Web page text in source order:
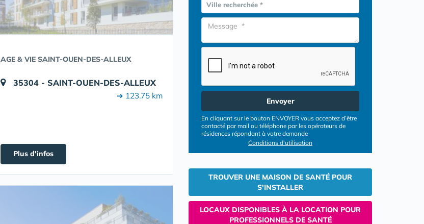
AGE & VIE SAINT-OUEN-DES-ALLEUX
35304 - SAINT-OUEN-DES-ALLEUX
➔ 123.75 km
Plus d'infos
Ville recherchée *
Envoyer
En cliquant sur le bouton ENVOYER vous acceptez d’être
contacté par mail ou téléphone par les opérateurs de
résidences répondant à votre demande
Conditions d'utilisation
TROUVER UNE MAISON DE SANTÉ POUR
S'INSTALLER
LOCAUX DISPONIBLES À LA LOCATION POUR
PROFESSIONNELS DE SANTÉ